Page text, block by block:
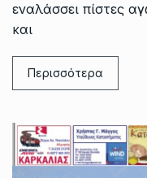
εναλάσσει πίστες
και
Περισσότερα